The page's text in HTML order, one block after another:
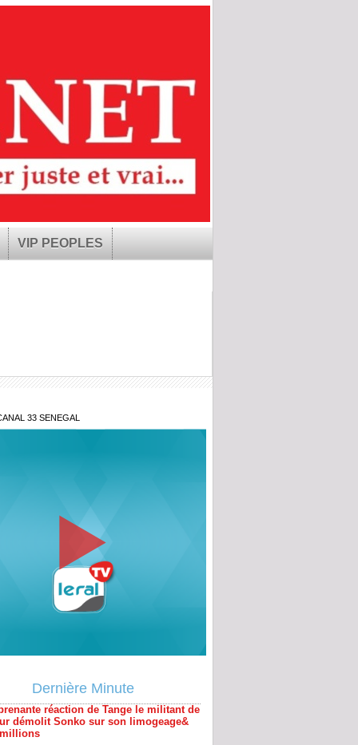
VIP PEOPLES
33 SENEGAL
Dernière Minute
révélation de Tange Thioune pastef
Lamignou DAROU et cie
pour